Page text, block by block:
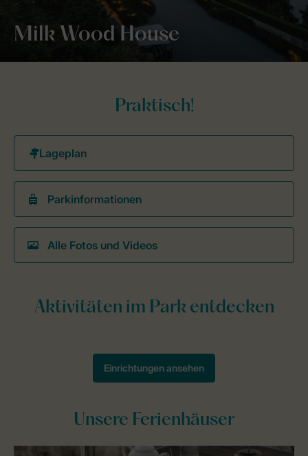
Milk Wood House
Praktisch!
Parkinformationen
Alle Fotos und Videos
Unsere Ferienhäuser